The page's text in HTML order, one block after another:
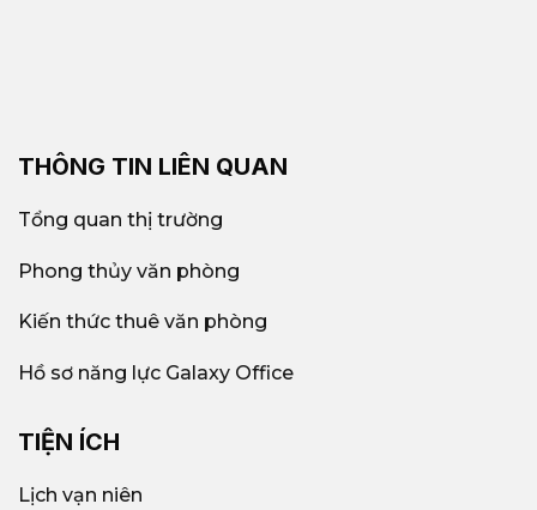
THÔNG TIN LIÊN QUAN
Tổng quan thị trường
Phong thủy văn phòng
Kiến thức thuê văn phòng
Hồ sơ năng lực Galaxy Office
TIỆN ÍCH
Lịch vạn niên